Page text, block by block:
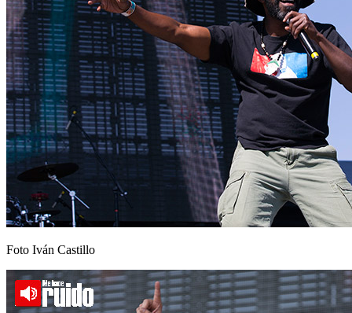
Foto Iván Castillo